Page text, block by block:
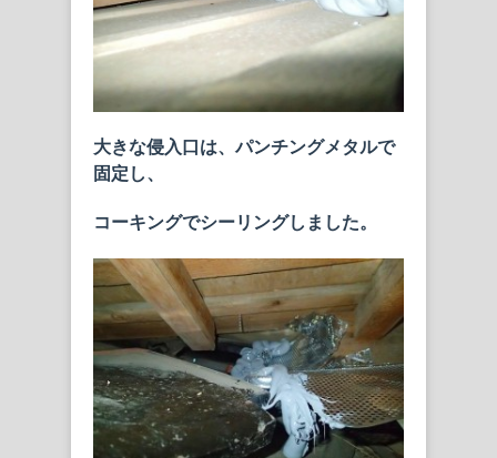
大きな侵入口は、パンチングメタルで
固定し、
コーキングでシーリングしました。